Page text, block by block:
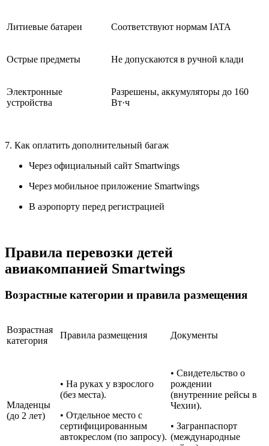
Литиевые батареи Соответствуют нормам IATA
Острые предметы Не допускаются в ручной клади
Электронные
устройства
Разрешены, аккумуляторы до 160
Вт·ч
7. Как оплатить дополнительный багаж
Через официальный сайт Smartwings
Через мобильное приложение Smartwings
В аэропорту перед регистрацией
Правила перевозки детей
авиакомпанией Smartwings
Возрастные категории и правила размещения
Возрастная
категория
Правила размещения Документы
Младенцы
(до 2 лет)
• На руках у взрослого
(без места).
• Отдельное место с
сертифицированным
автокреслом (по запросу).
• Свидетельство о
рождении
(внутренние рейсы в
Чехии).
• Загранпаспорт
(международные